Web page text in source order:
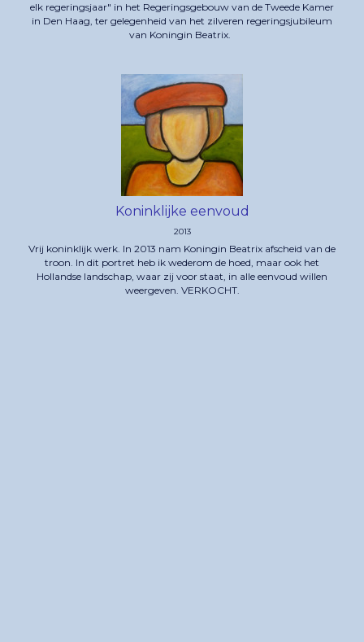
elk regeringsjaar" in het Regeringsgebouw van de Tweede Kamer
in Den Haag, ter gelegenheid van het zilveren regeringsjubileum
van Koningin Beatrix.
Koninklijke eenvoud
2013
Vrij koninklijk werk. In 2013 nam Koningin Beatrix afscheid van de
troon. In dit portret heb ik wederom de hoed, maar ook het
Hollandse landschap, waar zij voor staat, in alle eenvoud willen
weergeven. VERKOCHT.